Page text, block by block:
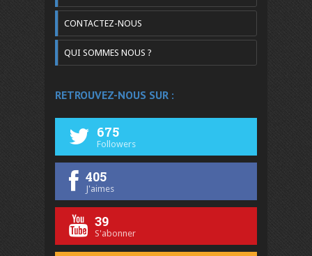
CONTACTEZ-NOUS
QUI SOMMES NOUS ?
RETROUVEZ-NOUS SUR :
675
Followers
405
J'aimes
39
S'abonner